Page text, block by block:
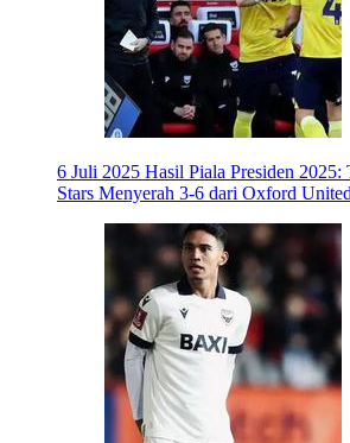
6 Juli 2025 Hasil Piala Presiden
Stars Menyerah 3-6 dari Oxford United